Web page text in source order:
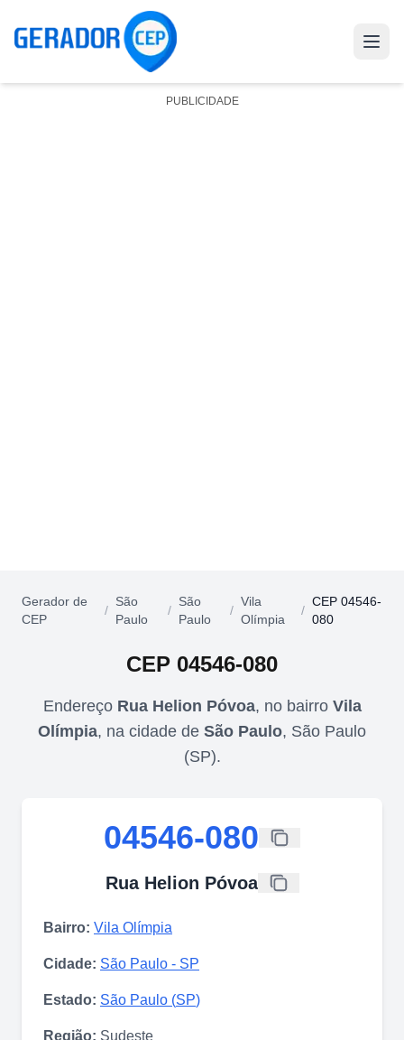
PUBLICIDADE
Gerador de
CEP
/
São
Paulo
/
São
Paulo
/
Vila
Olímpia
/
CEP 04546-
080
CEP 04546-080
Endereço Rua Helion Póvoa, no bairro Vila
Olímpia, na cidade de São Paulo, São Paulo
(SP).
04546-080
Rua Helion Póvoa
Bairro: Vila Olímpia
Cidade: São Paulo - SP
Estado: São Paulo (SP)
Região: Sudeste